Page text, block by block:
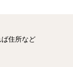
住所など